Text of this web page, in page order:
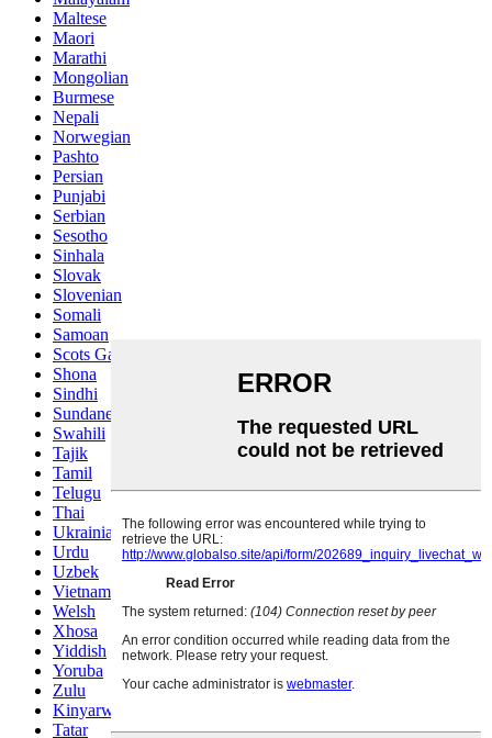
Maltese
Maori
Marathi
Mongolian
Burmese
Nepali
Norwegian
Pashto
Persian
Punjabi
Serbian
Sesotho
Sinhala
Slovak
Slovenian
Somali
Samoan
Scots Gaelic
Shona
Sindhi
Sundanese
Swahili
Tajik
Tamil
Telugu
Thai
Ukrainian
Urdu
Uzbek
Vietnamese
Welsh
Xhosa
Yiddish
Yoruba
Zulu
Kinyarwanda
Tatar